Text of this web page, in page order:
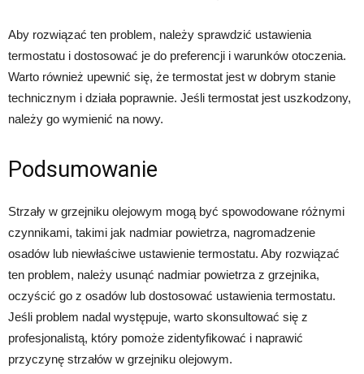
Aby rozwiązać ten problem, należy sprawdzić ustawienia
termostatu i dostosować je do preferencji i warunków otoczenia.
Warto również upewnić się, że termostat jest w dobrym stanie
technicznym i działa poprawnie. Jeśli termostat jest uszkodzony,
należy go wymienić na nowy.
Podsumowanie
Strzały w grzejniku olejowym mogą być spowodowane różnymi
czynnikami, takimi jak nadmiar powietrza, nagromadzenie
osadów lub niewłaściwe ustawienie termostatu. Aby rozwiązać
ten problem, należy usunąć nadmiar powietrza z grzejnika,
oczyścić go z osadów lub dostosować ustawienia termostatu.
Jeśli problem nadal występuje, warto skonsultować się z
profesjonalistą, który pomoże zidentyfikować i naprawić
przyczynę strzałów w grzejniku olejowym.